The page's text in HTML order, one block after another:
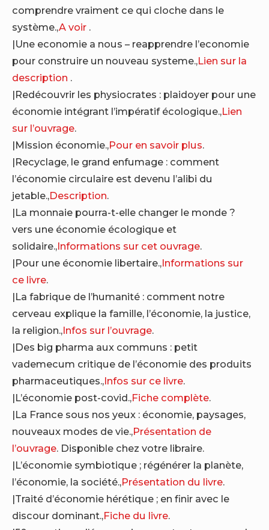
comprendre vraiment ce qui cloche dans le
système.,A voir .
|Une economie a nous – reapprendre l’economie
pour construire un nouveau systeme.,Lien sur la
description .
|Redécouvrir les physiocrates : plaidoyer pour une
économie intégrant l’impératif écologique.,Lien
sur l’ouvrage.
|Mission économie.,Pour en savoir plus.
|Recyclage, le grand enfumage : comment
l’économie circulaire est devenu l’alibi du
jetable.,Description.
|La monnaie pourra-t-elle changer le monde ?
vers une économie écologique et
solidaire.,Informations sur cet ouvrage.
|Pour une économie libertaire.,Informations sur
ce livre.
|La fabrique de l’humanité : comment notre
cerveau explique la famille, l’économie, la justice,
la religion.,Infos sur l’ouvrage.
|Des big pharma aux communs : petit
vademecum critique de l’économie des produits
pharmaceutiques.,Infos sur ce livre.
|L’économie post-covid.,Fiche complète.
|La France sous nos yeux : économie, paysages,
nouveaux modes de vie.,Présentation de
l’ouvrage. Disponible chez votre libraire.
|L’économie symbiotique ; régénérer la planète,
l’économie, la société.,Présentation du livre.
|Traité d’économie hérétique ; en finir avec le
discour dominant.,Fiche du livre.